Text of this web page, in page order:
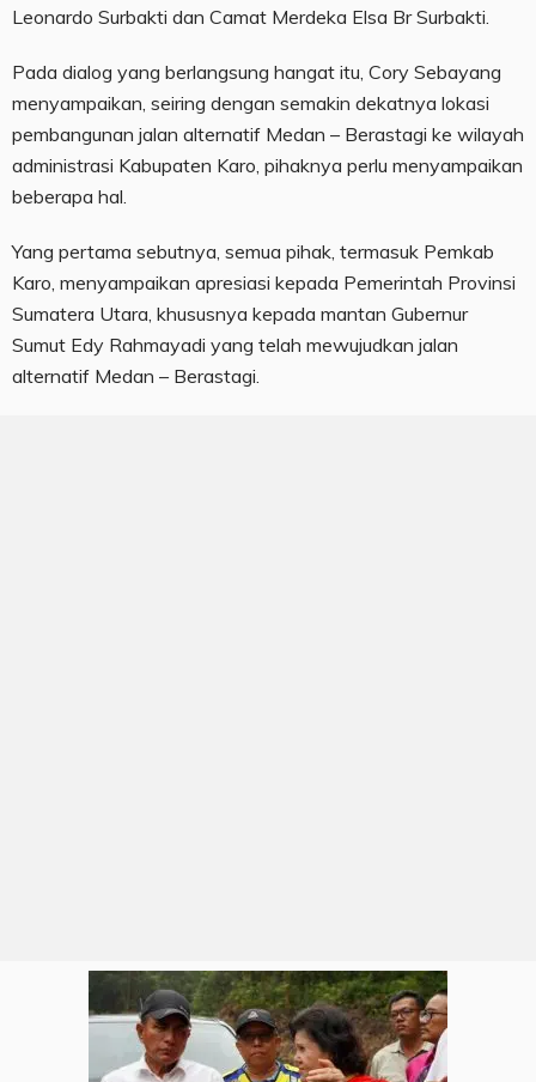
Leonardo Surbakti dan Camat Merdeka Elsa Br Surbakti.
Pada dialog yang berlangsung hangat itu, Cory Sebayang
menyampaikan, seiring dengan semakin dekatnya lokasi
pembangunan jalan alternatif Medan – Berastagi ke wilayah
administrasi Kabupaten Karo, pihaknya perlu menyampaikan
beberapa hal.
Yang pertama sebutnya, semua pihak, termasuk Pemkab
Karo, menyampaikan apresiasi kepada Pemerintah Provinsi
Sumatera Utara, khususnya kepada mantan Gubernur
Sumut Edy Rahmayadi yang telah mewujudkan jalan
alternatif Medan – Berastagi.